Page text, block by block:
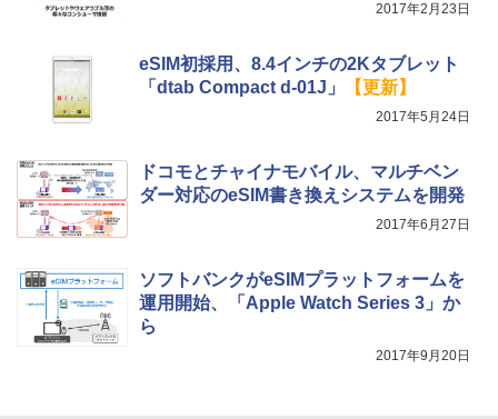
2017年2月23日
eSIM初採用、8.4インチの2Kタブレット
「dtab Compact d-01J」
【更新】
2017年5月24日
ドコモとチャイナモバイル、マルチベン
ダー対応のeSIM書き換えシステムを開発
2017年6月27日
ソフトバンクがeSIMプラットフォームを
運用開始、「Apple Watch Series 3」か
ら
2017年9月20日